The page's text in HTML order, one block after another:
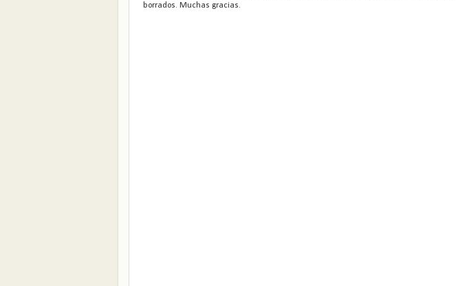
borrados. Muchas gracias.